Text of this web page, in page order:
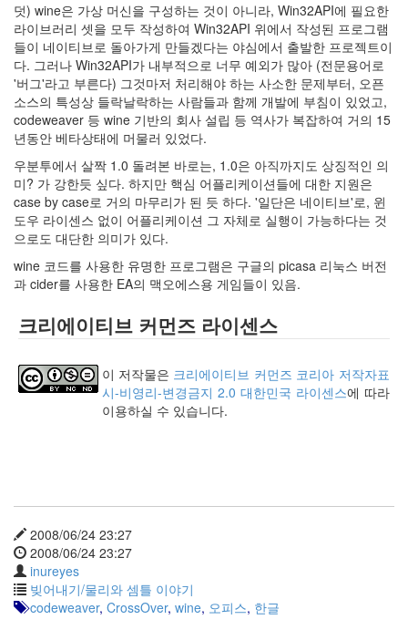
덧) wine은 가상 머신을 구성하는 것이 아니라, Win32API에 필요한
라이브러리 셋을 모두 작성하여 Win32API 위에서 작성된 프로그램
들이 네이티브로 돌아가게 만들겠다는 야심에서 출발한 프로젝트이
다. 그러나 Win32API가 내부적으로 너무 예외가 많아 (전문용어로
'버그'라고 부른다) 그것마저 처리해야 하는 사소한 문제부터, 오픈
소스의 특성상 들락날락하는 사람들과 함께 개발에 부침이 있었고,
codeweaver 등 wine 기반의 회사 설립 등 역사가 복잡하여 거의 15
년동안 베타상태에 머물러 있었다.
우분투에서 살짝 1.0 돌려본 바로는, 1.0은 아직까지도 상징적인 의
미? 가 강한듯 싶다. 하지만 핵심 어플리케이션들에 대한 지원은
case by case로 거의 마무리가 된 듯 하다. '일단은 네이티브'로, 윈
도우 라이센스 없이 어플리케이션 그 자체로 실행이 가능하다는 것
으로도 대단한 의미가 있다.
wine 코드를 사용한 유명한 프로그램은 구글의 picasa 리눅스 버전
과 cider를 사용한 EA의 맥오에스용 게임들이 있음.
크리에이티브 커먼즈 라이센스
이 저작물은 크리에이티브 커먼즈 코리아 저작자표
시-비영리-변경금지 2.0 대한민국 라이센스에 따라
이용하실 수 있습니다.
2008/06/24 23:27
2008/06/24 23:27
inureyes
빚어내기/물리와 셈틀 이야기
codeweaver, CrossOver, wine, 오피스, 한글
우
뉴
스
기
술,
세
상,
속
도,
관
심
감
사
로
그
비
치
레
용
자
인
터
페
이...
playground